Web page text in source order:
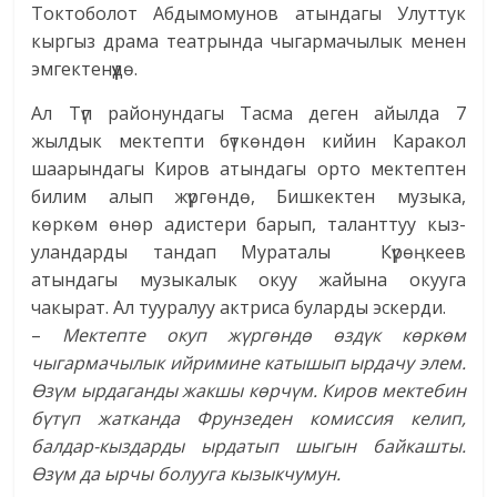
Токтоболот Абдымомунов атындагы Улуттук
кыргыз драма театрында чыгармачылык менен
эмгектенүүдө.
Ал Түп районундагы Тасма деген айылда 7
жылдык мектепти бүткөндөн кийин Каракол
шаарындагы Киров атындагы орто мектептен
билим алып жүргөндө, Бишкектен музыка,
көркөм өнөр адистери барып, таланттуу кыз-
уландарды тандап Мураталы Күрөңкеев
атындагы музыкалык окуу жайына окууга
чакырат. Ал тууралуу актриса буларды эскерди.
– Мектепте окуп жүргөндө өздүк көркөм
чыгармачылык ийримине катышып ырдачу элем.
Өзүм ырдаганды жакшы көрчүм. Киров мектебин
бүтүп жатканда Фрунзеден комиссия келип,
балдар-кыздарды ырдатып шыгын байкашты.
Өзүм да ырчы болууга кызыкчумун.